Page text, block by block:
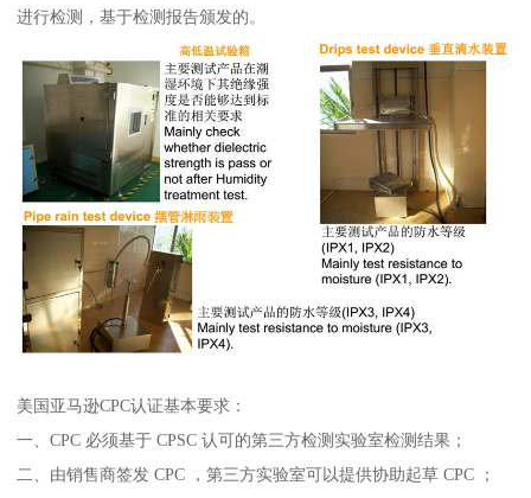
进行检测，基于检测报告颁发的。
美国亚马逊CPC认证基本要求：
一、CPC 必须基于 CPSC 认可的第三方检测实验室检测结果；
二、由销售商签发 CPC ，第三方实验室可以提供协助起草 CPC ；